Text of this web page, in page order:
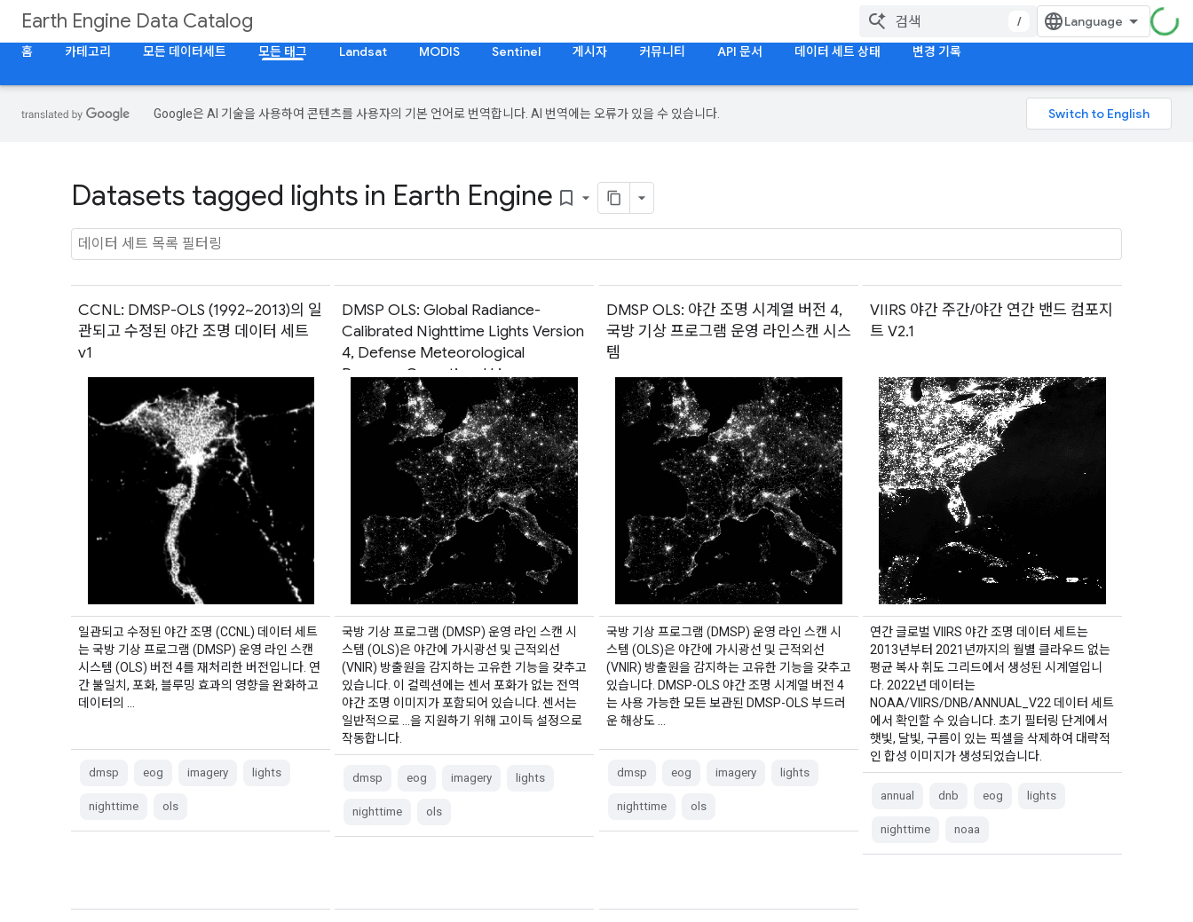
Earth Engine Data Catalog
/
홈
카테고리 모든 데이터세트 모든 태그 Landsat MODIS Sentinel 게시자 커뮤니티 API 문서 데이터 세트 상태 변경 기록
Google은 AI 기술을 사용하여 콘텐츠를 사용자의 기본 언어로 번역합니다. AI 번역에는 오류가 있을 수 있습니다.
Datasets tagged lights in Earth Engine bookmark_border
CCNL: DMSP-OLS (1992~2013)의 일
관되고 수정된 야간 조명 데이터 세트
v1
일관되고 수정된 야간 조명 (CCNL) 데이터 세트
는 국방 기상 프로그램 (DMSP) 운영 라인 스캔
시스템 (OLS) 버전 4를 재처리한 버전입니다. 연
간 불일치, 포화, 블루밍 효과의 영향을 완화하고
데이터의 …
dmsp eog imagery lights
nighttime ols
DMSP OLS: Global Radiance-
Calibrated Nighttime Lights Version
4, Defense Meteorological
Program Operational Linescan
System(글로벌 방사량 보정 야간 조명
버전 4, 국방 기상 프로그램 운영 라인
스캔 시스템)
국방 기상 프로그램 (DMSP) 운영 라인 스캔 시
스템 (OLS)은 야간에 가시광선 및 근적외선
(VNIR) 방출원을 감지하는 고유한 기능을 갖추고
있습니다. 이 컬렉션에는 센서 포화가 없는 전역
야간 조명 이미지가 포함되어 있습니다. 센서는
일반적으로 …을 지원하기 위해 고이득 설정으로
작동합니다.
dmsp eog imagery lights
nighttime ols
DMSP OLS: 야간 조명 시계열 버전 4,
국방 기상 프로그램 운영 라인스캔 시스
템
국방 기상 프로그램 (DMSP) 운영 라인 스캔 시
스템 (OLS)은 야간에 가시광선 및 근적외선
(VNIR) 방출원을 감지하는 고유한 기능을 갖추고
있습니다. DMSP-OLS 야간 조명 시계열 버전 4
는 사용 가능한 모든 보관된 DMSP-OLS 부드러
운 해상도 …
dmsp eog imagery lights
nighttime ols
VIIRS 야간 주간/야간 연간 밴드 컴포지
트 V2.1
연간 글로벌 VIIRS 야간 조명 데이터 세트는
2013년부터 2021년까지의 월별 클라우드 없는
평균 복사 휘도 그리드에서 생성된 시계열입니
다. 2022년 데이터는
NOAA/VIIRS/DNB/ANNUAL_V22 데이터 세트
에서 확인할 수 있습니다. 초기 필터링 단계에서
햇빛, 달빛, 구름이 있는 픽셀을 삭제하여 대략적
인 합성 이미지가 생성되었습니다.
annual dnb eog lights
nighttime noaa